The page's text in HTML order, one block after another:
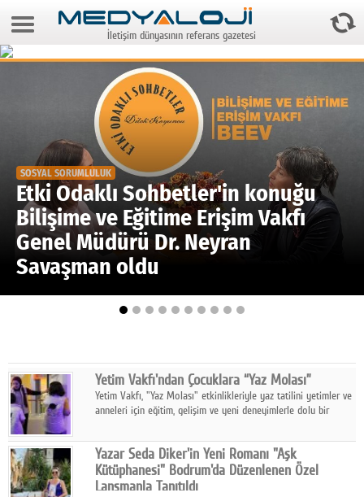
9 Ağustos 2026 8:00:59
Video Galeri
Gazeteler
Medya
Reyting-tiraj
Teknoloji
Televizyon
Facebook
Diziler
Karikatür
Youtube
İletişim dünyasının referans gazetesi
SOSYAL SORUMLULUK
Etki Odaklı Sohbetler'in konuğu
Bilişime ve Eğitime Erişim Vakfı
Genel Müdürü Dr. Neyran
Savaşman oldu
Yetim Vakfı'ndan Çocuklara “Yaz Molası”
Yetim Vakfı, "Yaz Molası" etkinlikleriyle yaz tatilini yetimler ve
anneleri için eğitim, gelişim ve yeni deneyimlerle dolu bir
Yazar Seda Diker'in Yeni Romanı "Aşk
Kütüphanesi" Bodrum'da Düzenlenen Özel
Lansmanla Tanıtıldı